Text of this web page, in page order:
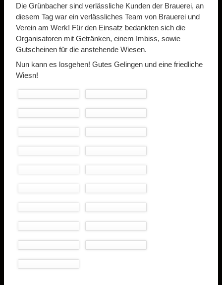
Die Grünbacher sind verlässliche Kunden der Brauerei, an
diesem Tag war ein verlässliches Team von Brauerei und
Verein am Werk! Für den Einsatz bedankten sich die
Organisatoren mit Getränken, einem Imbiss, sowie
Gutscheinen für die anstehende Wiesen.
Nun kann es losgehen! Gutes Gelingen und eine friedliche
Wiesn!